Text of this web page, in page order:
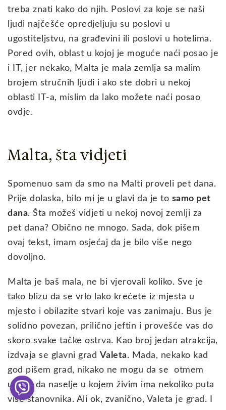
treba znati kako do njih. Poslovi za koje se naši
ljudi najčešće opredjeljuju su poslovi u
ugostiteljstvu, na građevini ili poslovi u hotelima.
Pored ovih, oblast u kojoj je moguće naći posao je
i IT, jer nekako, Malta je mala zemlja sa malim
brojem stručnih ljudi i ako ste dobri u nekoj
oblasti IT-a, mislim da lako možete naći posao
ovdje.
Malta, šta vidjeti
Spomenuo sam da smo na Malti proveli pet dana.
Prije dolaska, bilo mi je u glavi da je to samo pet
dana. Šta možeš vidjeti u nekoj novoj zemlji za
pet dana? Obično ne mnogo. Sada, dok pišem
ovaj tekst, imam osjećaj da je bilo više nego
dovoljno.
Malta je baš mala, ne bi vjerovali koliko. Sve je
tako blizu da se vrlo lako krećete iz mjesta u
mjesto i obilazite stvari koje vas zanimaju. Bus je
solidno povezan, prilično jeftin i provešće vas do
skoro svake tačke ostrva. Kao broj jedan atrakcija,
izdvaja se glavni grad Valeta. Mada, nekako kad
god pišem grad, nikako ne mogu da se otmem
utisku da naselje u kojem živim ima nekoliko puta
više stanovnika. Ali ok, zvanično, Valeta je grad. I